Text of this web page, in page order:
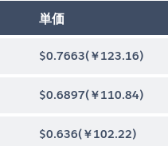
単価
$0.7663(￥123.16)
$0.6897(￥110.84)
$0.636(￥102.22)